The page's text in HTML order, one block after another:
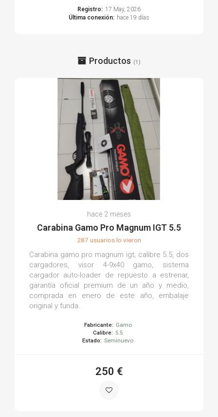
Registro: 17 May, 2026
Última conexión: hace 19 días
Productos (1)
hace 2 meses
Carabina Gamo Pro Magnum IGT 5.5
287 usuarios lo vieron
Carabina gamo pro magnum igt, calibre 5.5, dos
cargadores, visor 4-9x40 gamo, sistema
cargador auto-loader de repuesto a estrenar,
garantía oficial premium de un año y medio,
comprada en enero de este año, embalaje
original y funda.
Fabricante: Gamo
Calibre: 5.5
Estado: Seminuevo
250 €